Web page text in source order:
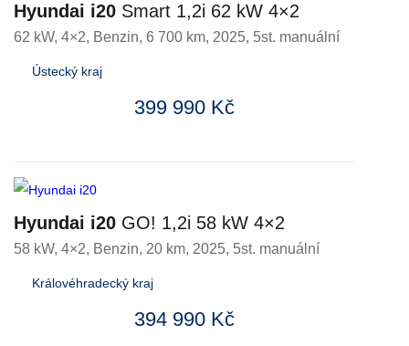
Hyundai i20 Smart 1,2i 62 kW 4×2
62 kW, 4×2, Benzin, 6 700 km, 2025, 5st. manuální
Ústecký kraj
399 990 Kč
Hyundai i20 GO! 1,2i 58 kW 4×2
58 kW, 4×2, Benzin, 20 km, 2025, 5st. manuální
Královéhradecký kraj
394 990 Kč